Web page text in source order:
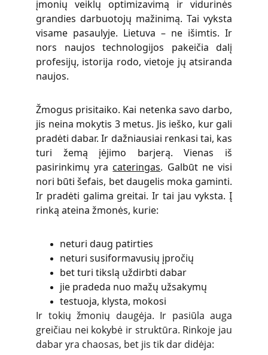
įmonių veiklų optimizavimą ir vidurinės
grandies darbuotojų mažinimą. Tai vyksta
visame pasaulyje. Lietuva – ne išimtis. Ir
nors naujos technologijos pakeičia dalį
profesijų, istorija rodo, vietoje jų atsiranda
naujos.
Žmogus prisitaiko. Kai netenka savo darbo,
jis neina mokytis 3 metus. Jis ieško, kur gali
pradėti dabar. Ir dažniausiai renkasi tai, kas
turi žemą įėjimo barjerą. Vienas iš
pasirinkimų yracateringas. Galbūt ne visi
nori būti šefais, bet daugelis moka gaminti.
Ir pradėti galima greitai. Ir tai jau vyksta. Į
rinką ateina žmonės, kurie:
neturi daug patirties
neturi susiformavusių įpročių
bet turi tikslą uždirbti dabar
jie pradeda nuo mažų užsakymų
testuoja, klysta, mokosi
Ir tokių žmonių daugėja. Ir pasiūla auga
greičiau nei kokybė ir struktūra. Rinkoje jau
dabar yra chaosas, bet jis tik dar didėja: